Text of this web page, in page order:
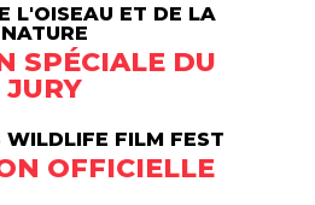
L'OISEAU ET DE LA
NATURE
SPÉCIALE DU
JURY
WILDLIFE FILM FEST
OFFICIELLE